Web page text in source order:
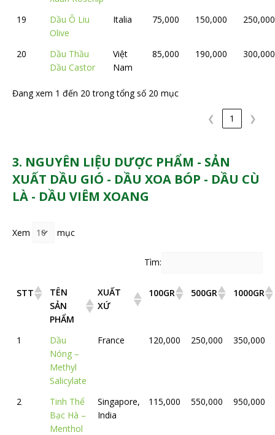
19
Dầu Ô Liu
Olive
Italia 75,000 150,000 250,000
20
Dầu Thầu
Dầu Castor
Việt
Nam
85,000 190,000 300,000
Đang xem 1 đến 20 trong tổng số 20 mục
❮ 1 ❯
3. NGUYÊN LIỆU DƯỢC PHẨM - SẢN
XUẤT DẦU GIÓ - DẦU XOA BÓP - DẦU CÙ
LÀ - DẦU VIÊM XOANG
Xem mục
Tìm:
STT
TÊN
SẢN
PHẨM
XUẤT
XỨ
100GR 500GR 1000GR
1
Dầu
Nóng –
Methyl
Salicylate
France 120,000 250,000 350,000
2
Tinh Thể
Bạc Hà –
Menthol
Singapore,
India
115,000 550,000 950,000